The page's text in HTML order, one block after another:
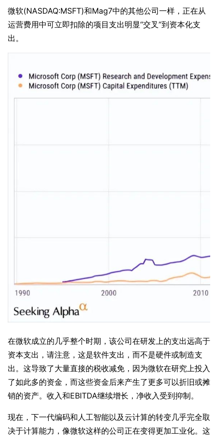
微软(NASDAQ:MSFT)和Mag7中的其他公司一样，正在从
运营费用中可立即扣除的项目支出明显“交叉”到资本化支
出。
在微软成立的几乎整个时期，该公司在研发上的支出远高于
资本支出，请注意，这是软件支出，而不是硬件或制造支
出。这导致了大量直接的税收减免，因为微软在研究上投入
了如此多的资金，而这些资金后来产生了更多可以折旧或摊
销的资产。收入和EBITDA继续增长，净收入受到抑制。
现在，下一代编码和人工智能以及云计算的转变几乎完全取
决于计算能力，像微软这样的公司正在变得更加工业化。这